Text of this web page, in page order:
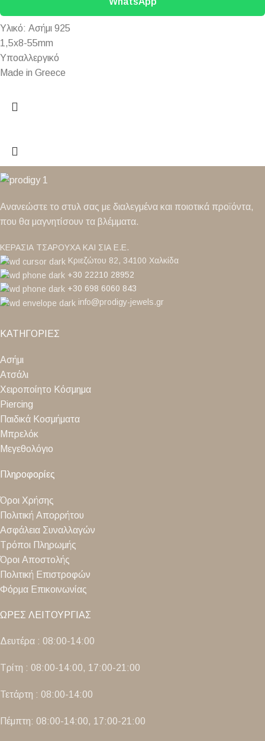
Yλικό: Ασήμι 925
1,5x8-55mm
Υποαλλεργικό
Made in Greece
Ανανεώστε το στυλ σας με διαλεγμένα και ποιοτικά προϊόντα,
που θα μαγνητίσουν τα βλέμματα.
ΚΕΡΑΣΙΑ ΤΣΑΡΟΥΧΑ ΚΑΙ ΣΙΑ Ε.Ε.
Κριεζώτου 82, 34100 Χαλκίδα
+30 22210 28952
+30 698 6060 843
info@prodigy-jewels.gr
ΚΑΤΗΓΟΡΙΕΣ
Ασήμι
Ατσάλι
Χειροποίητο Κόσμημα
Piercing
Παιδικά Κοσμήματα
Μπρελόκ
Μεγεθολόγιο
Πληροφορίες
Όροι Χρήσης
Πολιτική Απορρήτου
Ασφάλεια Συναλλαγών
Τρόποι Πληρωμής
Όροι Αποστολής
Πολιτική Επιστροφών
Φόρμα Επικοινωνίας
ΩΡΕΣ ΛΕΙΤΟΥΡΓΙΑΣ
Δευτέρα : 08:00-14:00
Τρίτη : 08:00-14:00, 17:00-21:00
Τετάρτη : 08:00-14:00
Πέμπτη: 08:00-14:00, 17:00-21:00